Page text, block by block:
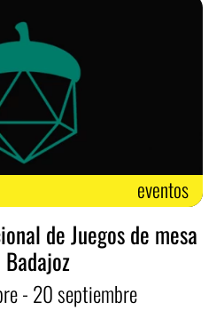
eventos
de Juegos de mesa
Badajoz
- 20septiembre